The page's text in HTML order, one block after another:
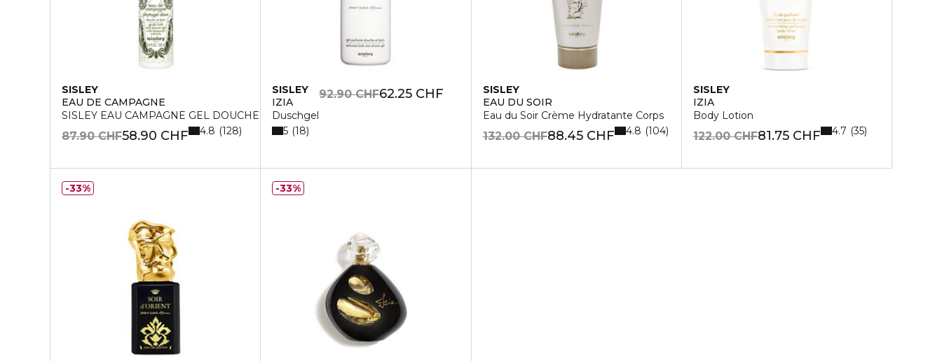
SISLEY
EAU DE CAMPAGNE
SISLEY EAU CAMPAGNE GEL DOUCHE 250 ML
58.90 CHF
87.90 CHF 4.8 128
SISLEY
IZIA
Duschgel
62.25 CHF
92.90 CHF
5 18
SISLEY
EAU DU SOIR
Eau du Soir Crème Hydratante Corps
88.45 CHF
132.00 CHF 4.8 104
SISLEY
IZIA
Body Lotion
81.75 CHF
122.00 CHF 4.7 35
33% 33%